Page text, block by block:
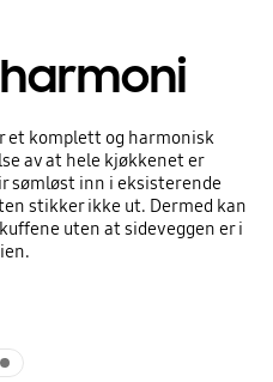
et komplett og harmonisk
av at hele kjøkkenet er
sømløst inn i eksisterende
stikker ikke ut. Dermed kan
uten at sideveggen er i